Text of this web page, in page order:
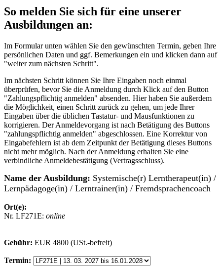
So melden Sie sich für eine unserer
Ausbildungen an:
Im Formular unten wählen Sie den gewünschten Termin, geben Ihre
persönlichen Daten und ggf. Bemerkungen ein und klicken dann auf
"weiter zum nächsten Schritt".
Im nächsten Schritt können Sie Ihre Eingaben noch einmal
überprüfen, bevor Sie die Anmeldung durch Klick auf den Button
"Zahlungspflichtig anmelden" absenden. Hier haben Sie außerdem
die Möglichkeit, einen Schritt zurück zu gehen, um jede Ihrer
Eingaben über die üblichen Tastatur- und Mausfunktionen zu
korrigieren. Der Anmeldevorgang ist nach Betätigung des Buttons
"zahlungspflichtig anmelden" abgeschlossen. Eine Korrektur von
Eingabefehlern ist ab dem Zeitpunkt der Betätigung dieses Buttons
nicht mehr möglich. Nach der Anmeldung erhalten Sie eine
verbindliche Anmeldebestätigung (Vertragsschluss).
Name der Ausbildung: Systemische(r) Lerntherapeut(in) /
Lernpädagoge(in) / Lerntrainer(in) / Fremdsprachencoach
Ort(e):
Nr. LF271E: online
Gebühr: EUR 4800 (USt.-befreit)
Termin: